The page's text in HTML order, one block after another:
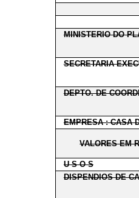
MINISTERIO DO
SECRETARIA
DEPTO. DE
EMPRESA : CASA
VALORES EM
U S O S
DISPENDIOS DE